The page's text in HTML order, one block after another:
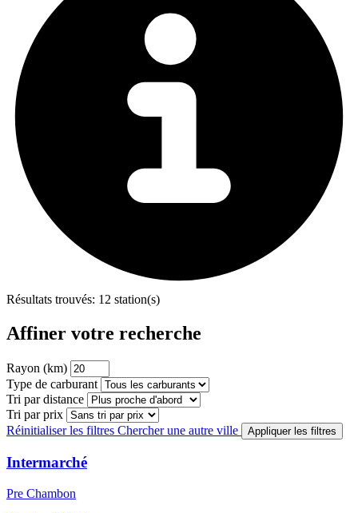
Résultats trouvés: 12 station(s)
Affiner votre recherche
Rayon (km)
Type de carburant
Tri par distance
Tri par prix
Réinitialiser les filtres Chercher une autre ville Appliquer les filtres
Intermarché
Pre Chambon